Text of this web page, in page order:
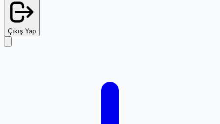
Çıkış Yap